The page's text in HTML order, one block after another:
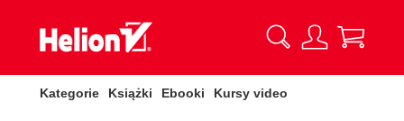
Kategorie Książki Ebooki Kursy video